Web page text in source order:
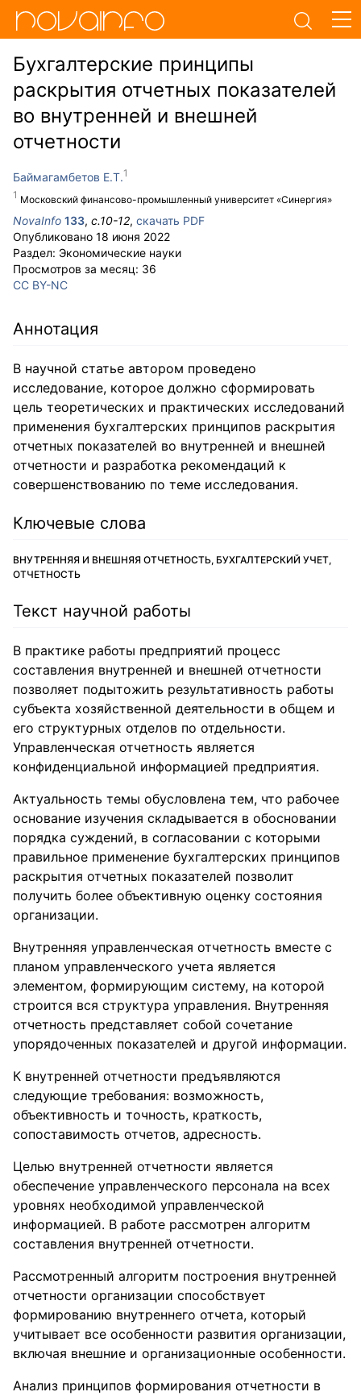
Бухгалтерские принципы
раскрытия отчетных показателей
во внутренней и внешней
отчетности
Баймагамбетов Е.Т.
Московский финансово-промышленный университет «Синергия»
NovaInfo 133, с.10-12, скачать PDF
Опубликовано 18 июня 2022
Раздел: Экономические науки
Просмотров за месяц: 36
CC BY-NC
Аннотация
В научной статье автором проведено
исследование, которое должно сформировать
цель теоретических и практических исследований
применения бухгалтерских принципов раскрытия
отчетных показателей во внутренней и внешней
отчетности и разработка рекомендаций к
совершенствованию по теме исследования.
Ключевые слова
ВНУТРЕННЯЯ И ВНЕШНЯЯ ОТЧЕТНОСТЬ, БУХГАЛТЕРСКИЙ УЧЕТ,
ОТЧЕТНОСТЬ
Текст научной работы
В практике работы предприятий процесс
составления внутренней и внешней отчетности
позволяет подытожить результативность работы
субъекта хозяйственной деятельности в общем и
его структурных отделов по отдельности.
Управленческая отчетность является
конфиденциальной информацией предприятия.
Актуальность темы обусловлена тем, что рабочее
основание изучения складывается в обосновании
порядка суждений, в согласовании с которыми
правильное применение бухгалтерских принципов
раскрытия отчетных показателей позволит
получить более объективную оценку состояния
организации.
Внутренняя управленческая отчетность вместе с
планом управленческого учета является
элементом, формирующим систему, на которой
строится вся структура управления. Внутренняя
отчетность представляет собой сочетание
упорядоченных показателей и другой информации.
К внутренней отчетности предъявляются
следующие требования: возможность,
объективность и точность, краткость,
сопоставимость отчетов, адресность.
Целью внутренней отчетности является
обеспечение управленческого персонала на всех
уровнях необходимой управленческой
информацией. В работе рассмотрен алгоритм
составления внутренней отчетности.
Рассмотренный алгоритм построения внутренней
отчетности организации способствует
формированию внутреннего отчета, который
учитывает все особенности развития организации,
включая внешние и организационные особенности.
Анализ принципов формирования отчетности в